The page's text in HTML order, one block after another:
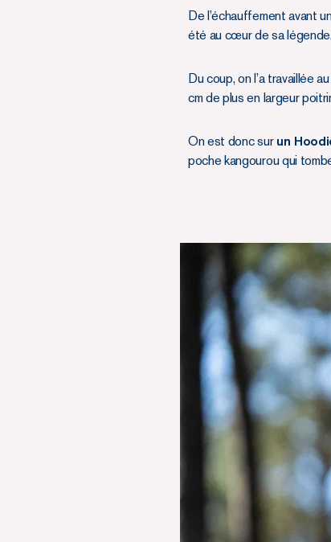
De l’échauffement avant
été au cœur de sa
Du coup, on l’a travaillée
cm de plus en largeur
On est donc sur un
poche kangourou qui